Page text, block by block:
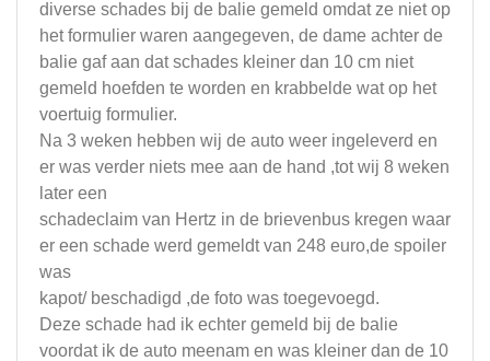
diverse schades bij de balie gemeld omdat ze niet op
het formulier waren aangegeven, de dame achter de
balie gaf aan dat schades kleiner dan 10 cm niet
gemeld hoefden te worden en krabbelde wat op het
voertuig formulier.
Na 3 weken hebben wij de auto weer ingeleverd en
er was verder niets mee aan de hand ,tot wij 8 weken
later een
schadeclaim van Hertz in de brievenbus kregen waar
er een schade werd gemeldt van 248 euro,de spoiler
was
kapot/ beschadigd ,de foto was toegevoegd.
Deze schade had ik echter gemeld bij de balie
voordat ik de auto meenam en was kleiner dan de 10